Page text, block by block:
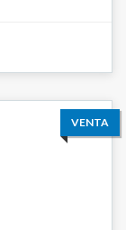
VENTA